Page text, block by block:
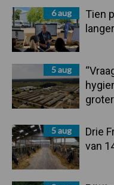
6 aug
Tien
5 aug
5 aug
Drie
van